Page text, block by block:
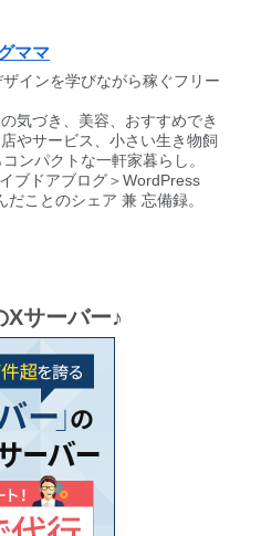
ママ
インを学びながら稼ぐフリー
気づき、美容、おすすめでき
やサービス、小さい生き物飼
ンパクトな一軒家暮らし。
ブドアブログ＞WordPress
だことのシェア 兼 忘備録。
Xサーバー♪